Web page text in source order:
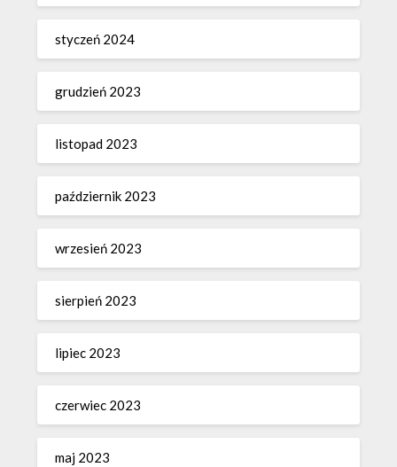
styczeń 2024
grudzień 2023
listopad 2023
październik 2023
wrzesień 2023
sierpień 2023
lipiec 2023
czerwiec 2023
maj 2023